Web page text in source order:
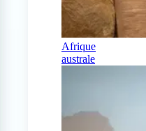
Afrique
australe